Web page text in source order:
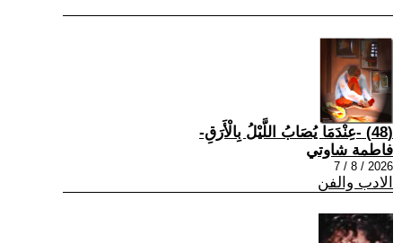
(48) -عِنْدَمَا يُصَابُ اللَّيْلُ بِالْأَرَقِ-
فاطمة شاوتي
2026 / 8 / 7
الادب والفن